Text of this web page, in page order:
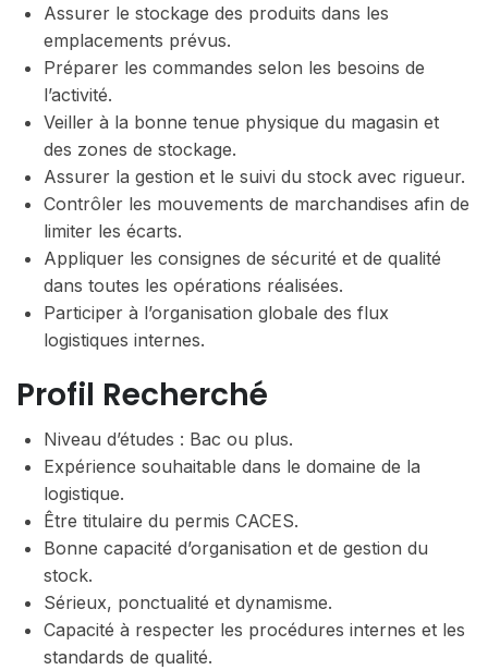
Assurer le stockage des produits dans les
emplacements prévus.
Préparer les commandes selon les besoins de
l’activité.
Veiller à la bonne tenue physique du magasin et
des zones de stockage.
Assurer la gestion et le suivi du stock avec rigueur.
Contrôler les mouvements de marchandises afin de
limiter les écarts.
Appliquer les consignes de sécurité et de qualité
dans toutes les opérations réalisées.
Participer à l’organisation globale des flux
logistiques internes.
Profil Recherché
Niveau d’études : Bac ou plus.
Expérience souhaitable dans le domaine de la
logistique.
Être titulaire du permis CACES.
Bonne capacité d’organisation et de gestion du
stock.
Sérieux, ponctualité et dynamisme.
Capacité à respecter les procédures internes et les
standards de qualité.